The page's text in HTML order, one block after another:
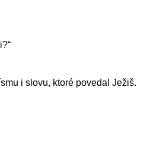
i slovu, ktoré povedal Ježiš.